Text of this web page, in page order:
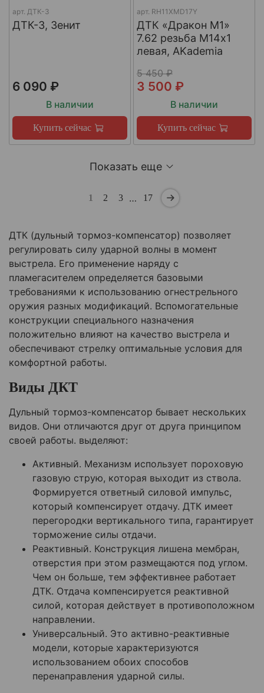
арт. ДТК-3
ДТК-3, Зенит
6 090 ₽
В наличии
Купить сейчас
арт. RH11XMD17Y
ДТК «Дракон М1»
7.62 резьба М14х1
левая, AKademia
5 450 ₽
3 500 ₽
В наличии
Купить сейчас
Показать еще
1 2 3 … 17
ДТК (дульный тормоз-компенсатор) позволяет
регулировать силу ударной волны в момент
выстрела. Его применение наряду с
пламегасителем определяется базовыми
требованиями к использованию огнестрельного
оружия разных модификаций. Вспомогательные
конструкции специального назначения
положительно влияют на качество выстрела и
обеспечивают стрелку оптимальные условия для
комфортной работы.
Виды ДКТ
Дульный тормоз-компенсатор бывает нескольких
видов. Они отличаются друг от друга принципом
своей работы. выделяют:
Активный. Механизм использует пороховую
газовую струю, которая выходит из ствола.
Формируется ответный силовой импульс,
который компенсирует отдачу. ДТК имеет
перегородки вертикального типа, гарантирует
торможение силы отдачи.
Реактивный. Конструкция лишена мембран,
отверстия при этом размещаются под углом.
Чем он больше, тем эффективнее работает
ДТК. Отдача компенсируется реактивной
силой, которая действует в противоположном
направлении.
Универсальный. Это активно-реактивные
модели, которые характеризуются
использованием обоих способов
перенаправления ударной силы.